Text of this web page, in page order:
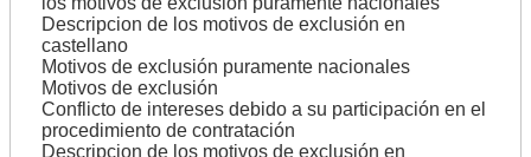
Descripcion de los motivos de exclusión en
castellano
Motivos de exclusión puramente nacionales
Motivos de exclusión
Conflicto de intereses debido a su participación en el
procedimiento de contratación
Descripcion de los motivos de exclusión en